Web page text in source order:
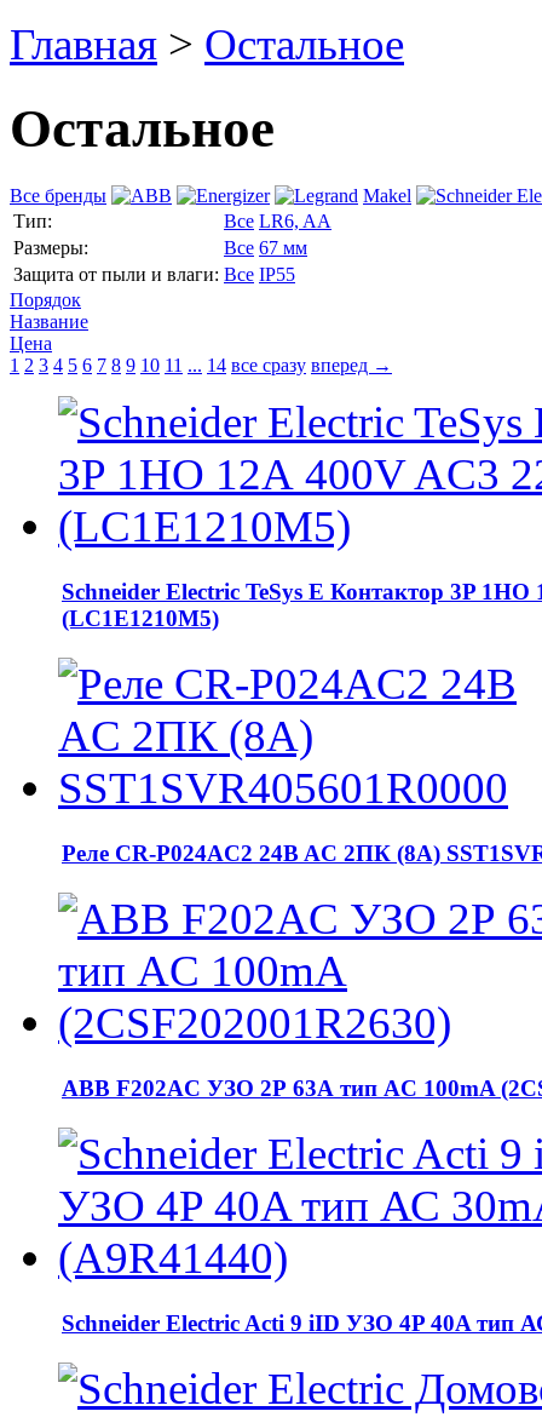
Главная > Остальное
Остальное
Все бренды
Makel
Тип:
Все LR6, AA
Размеры:
Все 67 мм
Защита от пыли и влаги: Все IP55
Порядок
Название
Цена
1 2 3 4 5 6 7 8 9 10 11 ... 14 все сразу вперед →
Schneider Electric TeSys E Контактор 3P
(LC1E1210M5)
Реле CR-P024AC2 24B AC 2ПК (8А)
ABB F202AC УЗО 2Р 63А тип AC 100mA
Schneider Electric Acti 9 iID УЗО 4P 40A тип